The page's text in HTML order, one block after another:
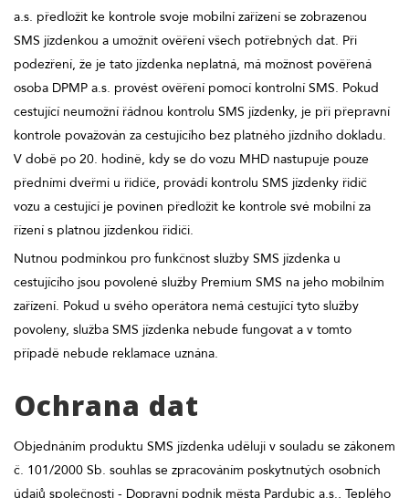
a.s. předložit ke kontrole svoje mobilní zařízení se zobrazenou
SMS jízdenkou a umožnit ověření všech potřebných dat. Při
podezření, že je tato jízdenka neplatná, má možnost pověřená
osoba DPMP a.s. provést ověření pomocí kontrolní SMS. Pokud
cestující neumožní řádnou kontrolu SMS jízdenky, je při přepravní
kontrole považován za cestujícího bez platného jízdního dokladu.
V době po 20. hodině, kdy se do vozu MHD nastupuje pouze
předními dveřmi u řidiče, provádí kontrolu SMS jízdenky řidič
vozu a cestující je povinen předložit ke kontrole své mobilní za
řízení s platnou jízdenkou řidiči.
Nutnou podmínkou pro funkčnost služby SMS jízdenka u
cestujícího jsou povolené služby Premium SMS na jeho mobilním
zařízení. Pokud u svého operátora nemá cestující tyto služby
povoleny, služba SMS jízdenka nebude fungovat a v tomto
případě nebude reklamace uznána.
Ochrana dat
Objednáním produktu SMS jízdenka uděluji v souladu se zákonem
č. 101/2000 Sb. souhlas se zpracováním poskytnutých osobních
údajů společnosti - Dopravní podnik města Pardubic a.s., Teplého